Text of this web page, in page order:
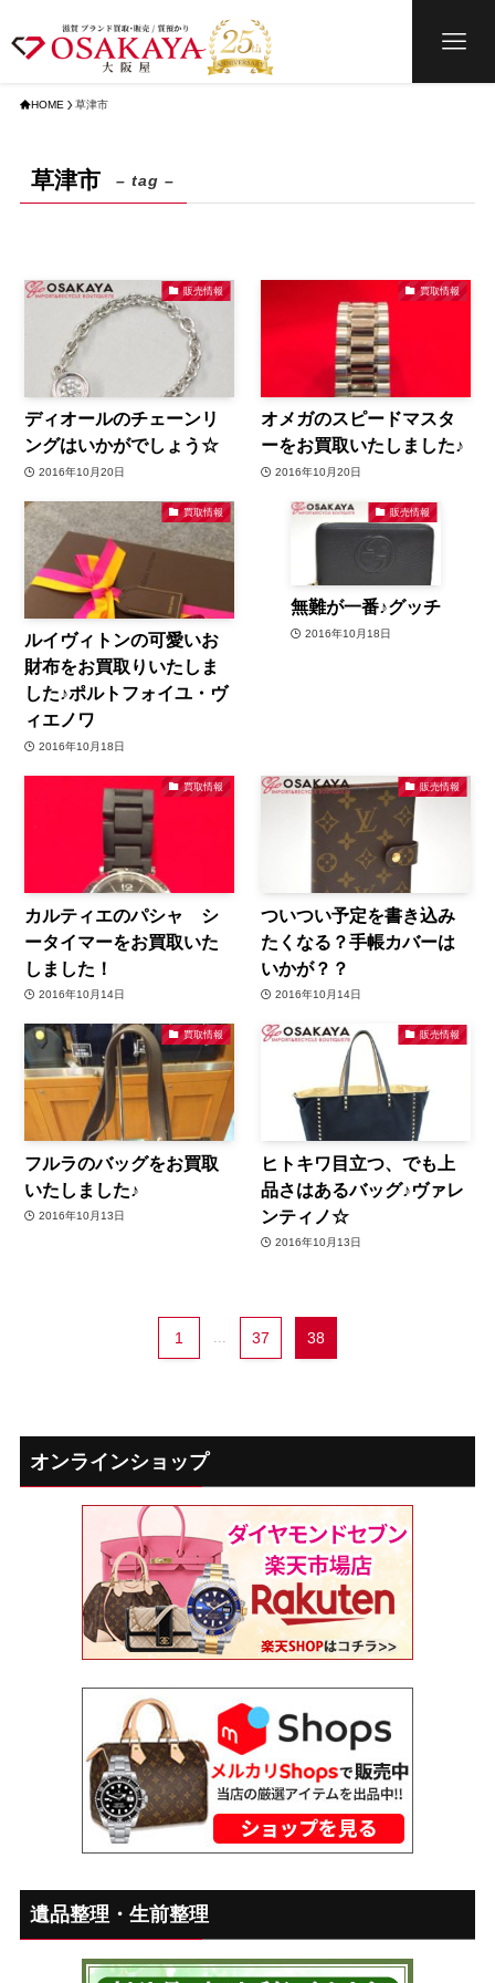
HOME 草津市
草津市 – tag –
販売情報
ディオールのチェーンリ
ングはいかがでしょう☆
2016年10月20日
買取情報
オメガのスピードマスタ
ーをお買取いたしました♪
2016年10月20日
買取情報
ルイヴィトンの可愛いお
財布をお買取りいたしま
した♪ポルトフォイユ・ヴ
ィエノワ
2016年10月18日
販売情報
無難が一番♪グッチ
2016年10月18日
買取情報
カルティエのパシャ シ
ータイマーをお買取いた
しました！
2016年10月14日
販売情報
ついつい予定を書き込み
たくなる？手帳カバーは
いかが？？
2016年10月14日
買取情報
フルラのバッグをお買取
いたしました♪
2016年10月13日
販売情報
ヒトキワ目立つ、でも上
品さはあるバッグ♪ヴァレ
ンティノ☆
2016年10月13日
1 37 38
オンラインショップ
遺品整理・生前整理